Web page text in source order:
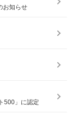
お知らせ
500」に認定